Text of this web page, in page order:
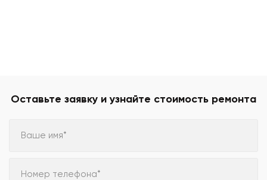
Оставьте заявку и узнайте стоимость ремонта
Ваше имя*
Номер телефона*